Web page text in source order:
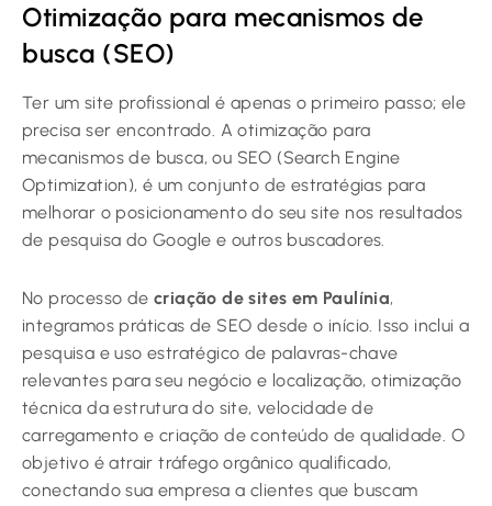
Otimização para mecanismos de
busca (SEO)
Ter um site profissional é apenas o primeiro passo; ele
precisa ser encontrado. A otimização para
mecanismos de busca, ou SEO (Search Engine
Optimization), é um conjunto de estratégias para
melhorar o posicionamento do seu site nos resultados
de pesquisa do Google e outros buscadores.
No processo de criação de sites em Paulínia,
integramos práticas de SEO desde o início. Isso inclui a
pesquisa e uso estratégico de palavras-chave
relevantes para seu negócio e localização, otimização
técnica da estrutura do site, velocidade de
carregamento e criação de conteúdo de qualidade. O
objetivo é atrair tráfego orgânico qualificado,
conectando sua empresa a clientes que buscam